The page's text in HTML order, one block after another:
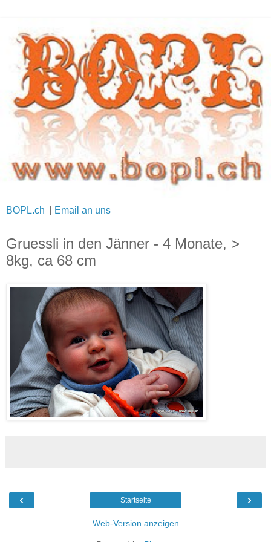
BOPL.ch Email an uns
Gruessli in den Jänner - 4 Monate, >
8kg, ca 68 cm
‹ ›
Startseite
Web-Version anzeigen